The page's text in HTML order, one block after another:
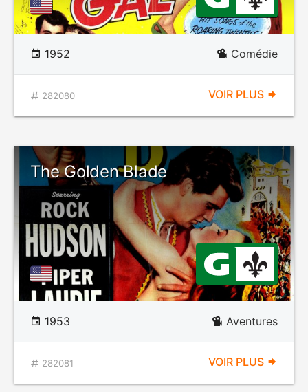
1952 Comédie
282080 VOIR PLUS
The Golden Blade
1953 Aventures
282081 VOIR PLUS